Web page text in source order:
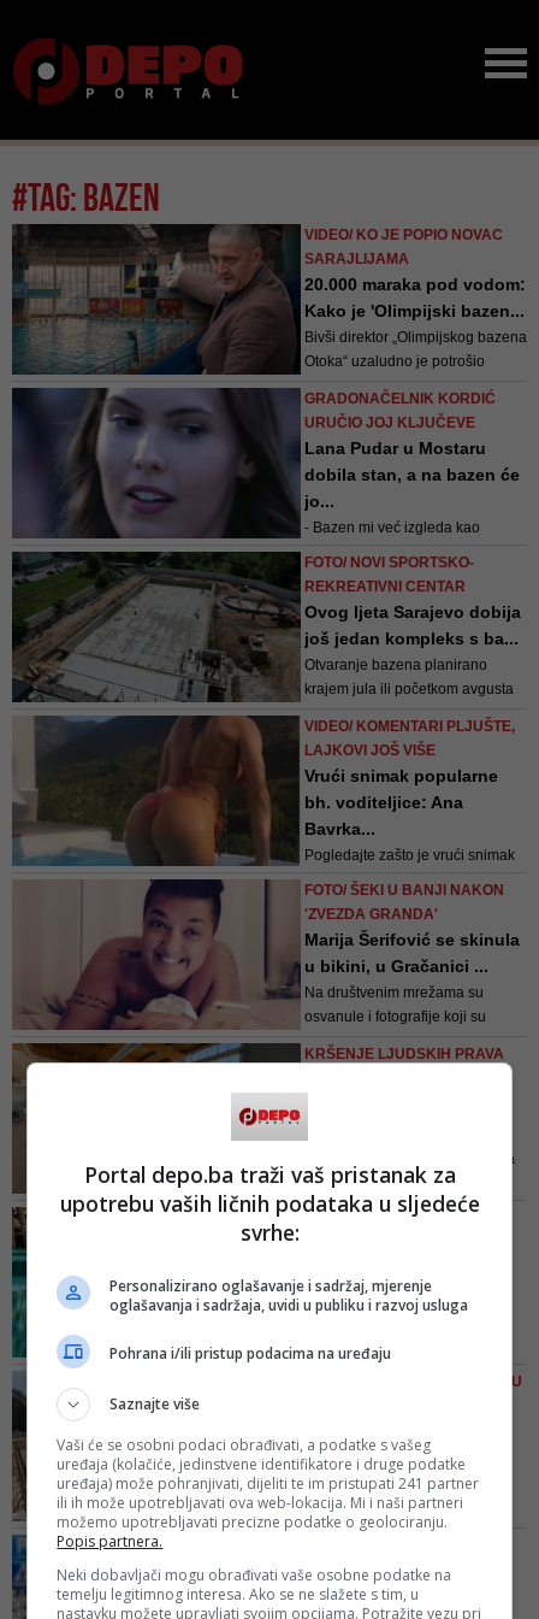
#tag: bazen
VIDEO/ KO JE POPIO NOVAC
SARAJLIJAMA
20.000 maraka pod vodom:
Kako je 'Olimpijski bazen...
Bivši direktor „Olimpijskog bazena
Otoka“ uzaludno je potrošio
desetine hiljada maraka građana
Sarajeva na potragu za vodom.
mandata naplatio 20.000 KM
naknada na koje nije imao pravo
GRADONAČELNIK KORDIĆ
URUČIO JOJ KLJUČEVE
Lana Pudar u Mostaru
dobila stan, a na bazen će
jo...
- Bazen mi već izgleda kao
FOTO/ NOVI SPORTSKO-
REKREATIVNI CENTAR
Ovog ljeta Sarajevo dobija
još jedan kompleks s ba...
Otvaranje bazena planirano
krajem jula ili početkom avgusta
okončanja procedura tehničkog
Efendić
VIDEO/ KOMENTARI PLJUŠTE,
LAJKOVI JOŠ VIŠE
Vrući snimak popularne
bh. voditeljice: Ana
Bavrka...
Pogledajte zašto je vrući snimak
tv voditeljice za samo nekoliko
FOTO/ ŠEKI U BANJI NAKON
'ZVEZDA GRANDA'
Marija Šerifović se skinula
u bikini, u Gračanici ...
Na društvenim mrežama su
osvanule i fotografije koji su
zabilježile atmosferu prije
koncerta, kada se ekipa
zabavljala na bazenu
KRŠENJE LJUDSKIH PRAVA
Ima više curica koje ne mogu da
dođu kod mene u klub da
treniraju, niti ja mogu u tom
ZAMIJENILE MORE U DOBA
vikendicama s bazenima:
Potražn...
Potražnja jeste velika, imamo
zaključujemo da je trenutna
situacija doprinijela tome da se
porodice odmaraju kod nas, kaže
Ismić
FOTO/ RADOVI U PUNOM JEKU
kako ć...
Radi se o vrlo važnom
infrastrukturnom projektu čijom
izgradnjom će stanovnici
prvi put dobiti otvorene bazene s
pratećim sportsko-rekreacionim
OČEKIVALI
Alka Vuica u toplesu!
Portal depo.ba traži vaš pristanak za
upotrebu vaših ličnih podataka u sljedeće
svrhe:
Personalizirano oglašavanje i sadržaj, mjerenje
oglašavanja i sadržaja, uvidi u publiku i razvoj usluga
Pohrana i/ili pristup podacima na uređaju
Saznajte više
Vaši će se osobni podaci obrađivati, a podatke s vašeg
uređaja (kolačiće, jedinstvene identifikatore i druge podatke
uređaja) može pohranjivati, dijeliti te im pristupati 241 partner
ili ih može upotrebljavati ova web-lokacija. Mi i naši partneri
možemo upotrebljavati precizne podatke o geolociranju.
Popis partnera.
Neki dobavljači mogu obrađivati vaše osobne podatke na
temelju legitimnog interesa. Ako se ne slažete s tim, u
nastavku možete upravljati svojim opcijama. Potražite vezu pri